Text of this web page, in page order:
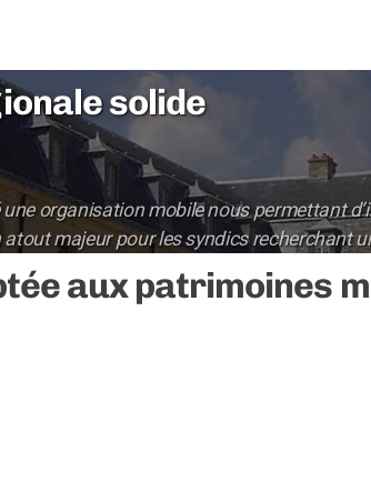
solide
organisation mobile nous permettant
majeur pour les syndics recherchant
aux patrimoines